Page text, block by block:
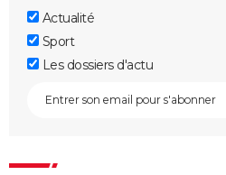
Actualité
Sport
Les dossiers d'actu